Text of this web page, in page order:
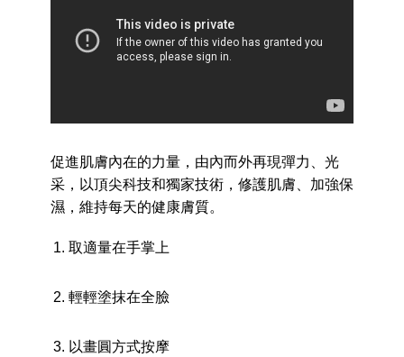
促進肌膚內在的力量，由內而外再現彈力、光
采，以頂尖科技和獨家技術，修護肌膚、加強保
濕，維持每天的健康膚質。
取適量在手掌上
輕輕塗抹在全臉
以畫圓方式按摩